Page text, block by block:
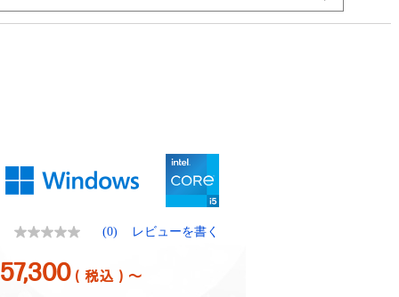
評
値
な
(0) レビューを書く
（税込）～